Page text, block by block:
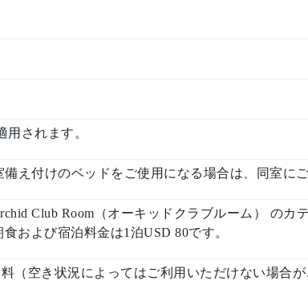
されます。
え付けのベッドをご使用になる場合は、同室に
Club Room（オーキッドクラブルーム） のカ
および宿泊料金は1泊USD 80です。
（空き状況によってはご利用いただけない場合が